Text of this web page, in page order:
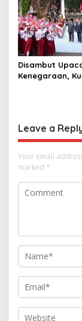
Disambut
Kenegaraan,
Leave a
Your email
marked *